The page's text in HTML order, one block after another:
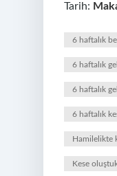
Tarih:
6 haftalık
6 haftalık
6 haftalık
6 haftalık
Hamilelikte
Kese